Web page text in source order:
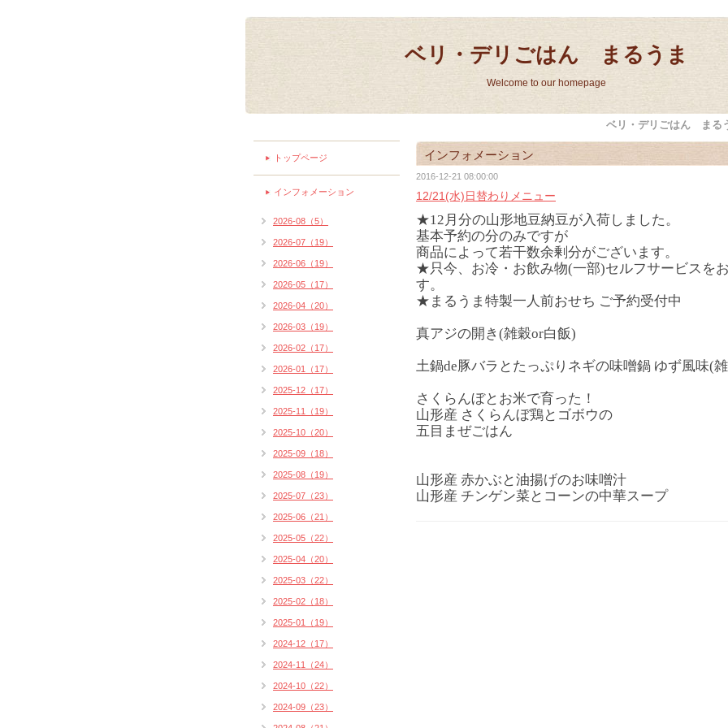
ベリ・デリごはん まるうま
Welcome to our homepage
ベリ・デリごはん まる
インフォメーション
2016-12-21 08:00:00
12/21(水)日替わりメニュー
★12月分の山形地豆納豆が入荷しました。
基本予約の分のみですが
商品によって若干数余剰分がございます。
★只今、お冷・お飲み物(一部)セルフサービスを
す。
★まるうま特製一人前おせち ご予約受付中
真アジの開き(雑穀or白飯)
土鍋de豚バラとたっぷりネギの味噌鍋 ゆず風味(
さくらんぼとお米で育った！
山形産 さくらんぼ鶏とゴボウの
五目まぜごはん
山形産 赤かぶと油揚げのお味噌汁
山形産 チンゲン菜とコーンの中華スープ
トップページ
インフォメーション
2026-08（5）
2026-07（19）
2026-06（19）
2026-05（17）
2026-04（20）
2026-03（19）
2026-02（17）
2026-01（17）
2025-12（17）
2025-11（19）
2025-10（20）
2025-09（18）
2025-08（19）
2025-07（23）
2025-06（21）
2025-05（22）
2025-04（20）
2025-03（22）
2025-02（18）
2025-01（19）
2024-12（17）
2024-11（24）
2024-10（22）
2024-09（23）